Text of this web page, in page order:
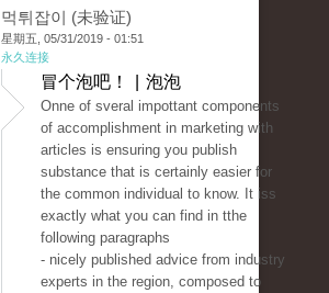
먹튀잡이 (未验证)
星期五, 05/31/2019 - 01:51
永久连接
冒个泡吧！ | 泡泡
Onne of sveral impottant components
of accomplishment in marketing with
articles is ensuring you publish
substance that is certainly easier for
the common individual to know. It iss
exactly what you can find in tthe
following paragraphs
- nicely published advice from industry
experts in the region, composed to